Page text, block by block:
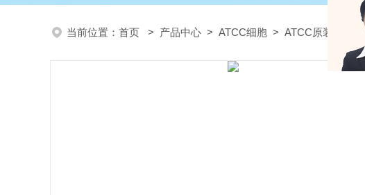
当前位置： 首页 > 产品中心 > ATCC细胞 > ATCC原装细胞系